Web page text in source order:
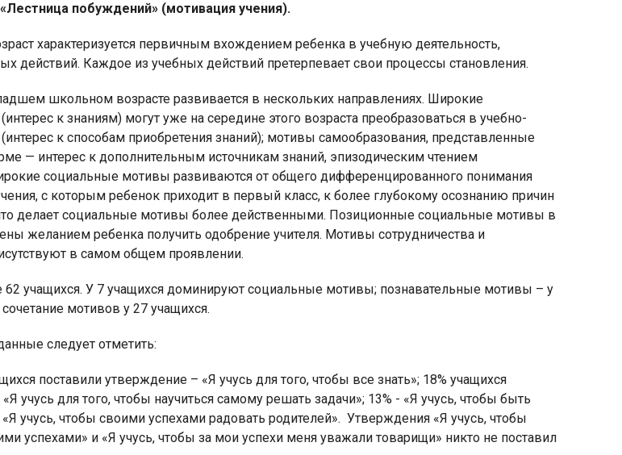
побуждений» (мотивация учения).
характеризуется первичным вхождением ребенка в учебную деятельность,
действий. Каждое из учебных действий претерпевает свои процессы становления.
школьном возрасте развивается в нескольких направлениях. Широкие
к знаниям) могут уже на середине этого возраста преобразоваться в учебно-
к способам приобретения знаний); мотивы самообразования, представленные
— интерес к дополнительным источникам знаний, эпизодическим чтением
социальные мотивы развиваются от общего дифференцированного понимания
с которым ребенок приходит в первый класс, к более глубокому осознанию причин
делает социальные мотивы более действенными. Позиционные социальные мотивы в
желанием ребенка получить одобрение учителя. Мотивы сотрудничества и
в самом общем проявлении.
62 учащихся. У 7 учащихся доминируют социальные мотивы; познавательные мотивы – у
мотивов у 27 учащихся.
следует отметить:
поставили утверждение – «Я учусь для того, чтобы все знать»; 18% учащихся
учусь для того, чтобы научиться самому решать задачи»; 13% - «Я учусь, чтобы быть
учусь, чтобы своими успехами радовать родителей». Утверждения «Я учусь, чтобы
успехами» и «Я учусь, чтобы за мои успехи меня уважали товарищи» никто не поставил